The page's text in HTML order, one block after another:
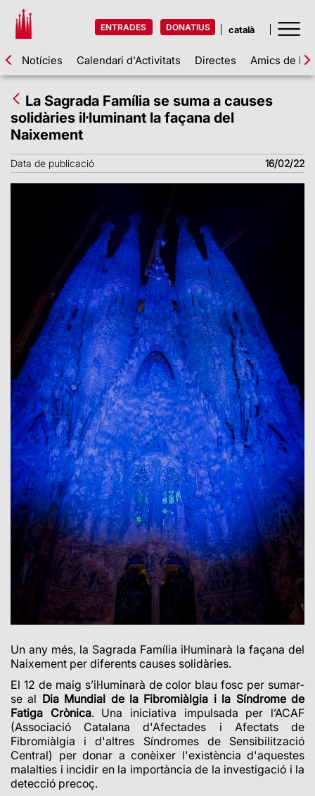
ENTRADES DONATIUS
Notícies Calendari d'Activitats Directes Amics de la
La Sagrada Família se suma a causes
solidàries il·luminant la façana del
Naixement
Data de publicació 16/02/22
Un any més, la Sagrada Família il·luminarà la façana del
Naixement per diferents causes solidàries.
El 12 de maig s’il·luminarà de color blau fosc per sumar-
se al Dia Mundial de la Fibromiàlgia i la Síndrome de
Fatiga Crònica. Una iniciativa impulsada per l’ACAF
(Associació Catalana d'Afectades i Afectats de
Fibromiàlgia i d'altres Síndromes de Sensibilització
Central) per donar a conèixer l'existència d'aquestes
malalties i incidir en la importància de la investigació i la
detecció precoç.